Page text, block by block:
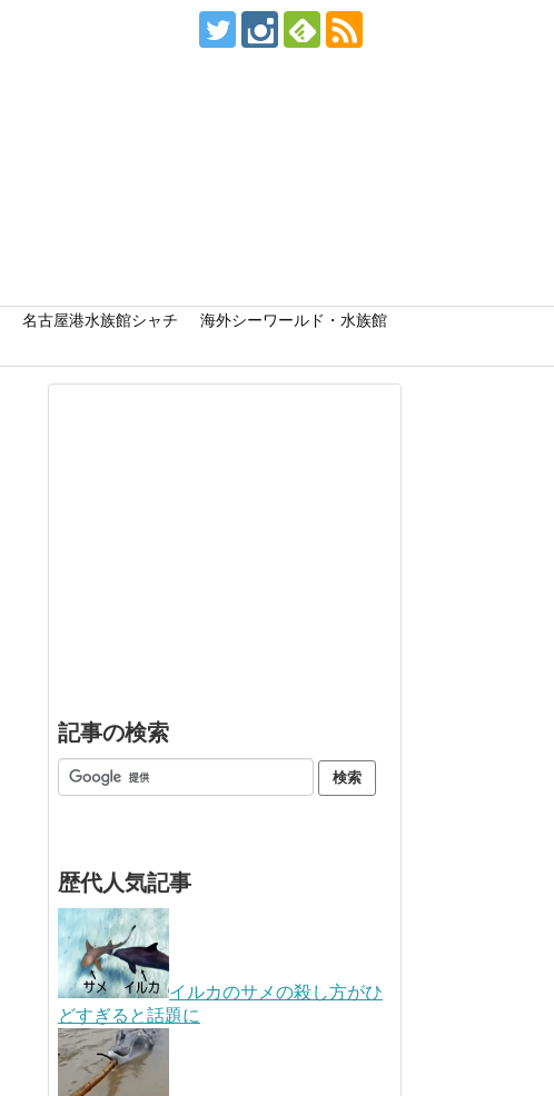
名古屋港水族館シャチ
海外シーワールド・水族館
記事の検索
歴代人気記事
イルカのサメの殺し方がひ
どすぎると話題に